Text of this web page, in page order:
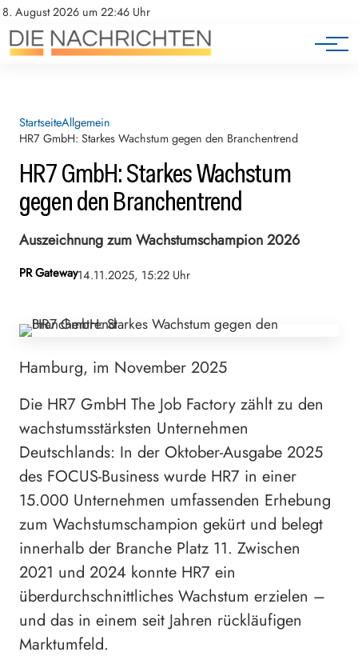
8. August 2026 um 22:46 Uhr
StartseiteAllgemein
HR7 GmbH: Starkes Wachstum gegen den Branchentrend
HR7 GmbH: Starkes Wachstum
gegen den Branchentrend
Auszeichnung zum Wachstumschampion 2026
PR Gateway14.11.2025, 15:22 Uhr
Hamburg, im November 2025
Die HR7 GmbH The Job Factory zählt zu den
wachstumsstärksten Unternehmen
Deutschlands: In der Oktober-Ausgabe 2025
des FOCUS-Business wurde HR7 in einer
15.000 Unternehmen umfassenden Erhebung
zum Wachstumschampion gekürt und belegt
innerhalb der Branche Platz 11. Zwischen
2021 und 2024 konnte HR7 ein
überdurchschnittliches Wachstum erzielen –
und das in einem seit Jahren rückläufigen
Marktumfeld.